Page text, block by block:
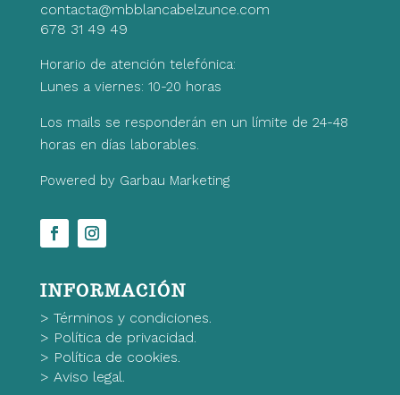
contacta@mbblancabelzunce.com
678 31 49 49
Horario de atención telefónica:
Lunes a viernes: 10-20 horas
Los mails se responderán en un límite de 24-48
horas en días laborables.
Powered by Garbau Marketing
INFORMACIÓN
> Términos y condiciones.
> Política de privacidad.
> Política de cookies.
> Aviso legal.